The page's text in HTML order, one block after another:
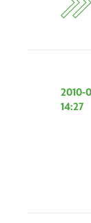
2010-
14:27